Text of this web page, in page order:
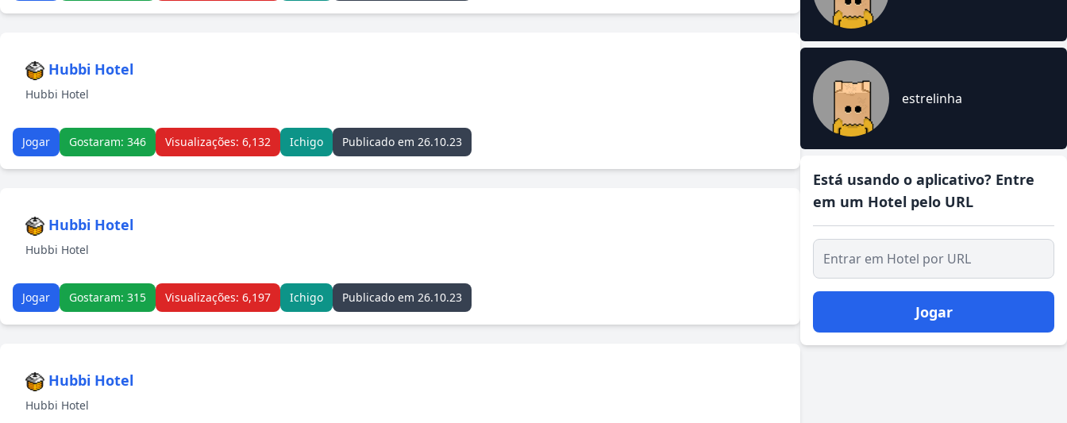
Hubbi Hotel
Hubbi Hotel
Jogar Gostaram: 346 Visualizações: 6,132 Ichigo Publicado em 26.10.23
Hubbi Hotel
Hubbi Hotel
Jogar Gostaram: 315 Visualizações: 6,197 Ichigo Publicado em 26.10.23
Hubbi Hotel
Hubbi Hotel
estrelinha
Está usando o aplicativo? Entre
em um Hotel pelo URL
Jogar